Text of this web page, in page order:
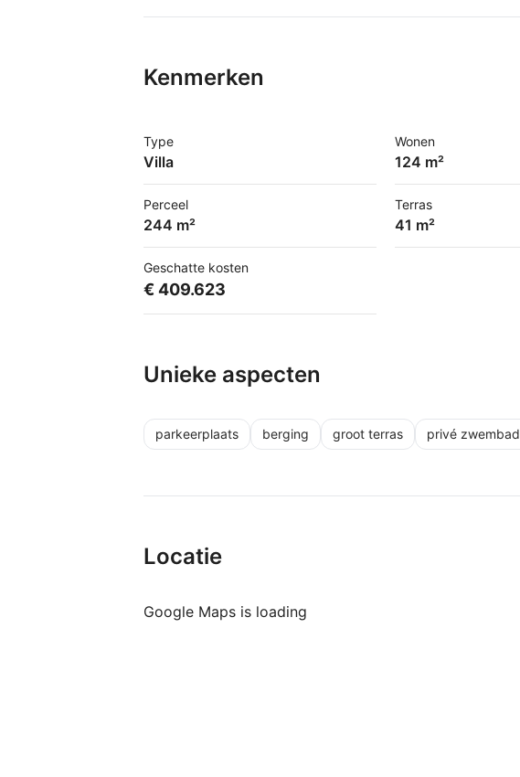
Kenmerken
Type
Villa
Wonen
124 m²
Perceel
244 m²
Terras
41 m²
Geschatte kosten
€ 409.623
Unieke aspecten
parkeerplaats berging groot terras privé zwembad
Locatie
Google Maps is loading